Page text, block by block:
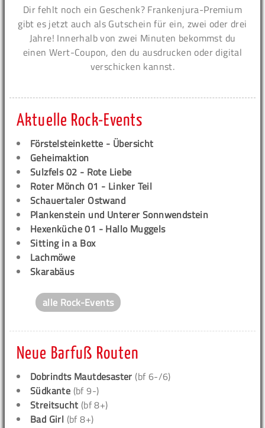
Dir fehlt noch ein Geschenk? Frankenjura-Premium
gibt es jetzt auch als Gutschein für ein, zwei oder drei
Jahre! Innerhalb von zwei Minuten bekommst du
einen Wert-Coupon, den du ausdrucken oder digital
verschicken kannst.
Aktuelle Rock-Events
Förstelsteinkette - Übersicht
Geheimaktion
Sulzfels 02 - Rote Liebe
Roter Mönch 01 - Linker Teil
Schauertaler Ostwand
Plankenstein und Unterer Sonnwendstein
Hexenküche 01 - Hallo Muggels
Sitting in a Box
Lachmöwe
Skarabäus
alle Rock-Events
Neue Barfuß Routen
Dobrindts Mautdesaster (bf 6-/6)
Südkante (bf 9-)
Streitsucht (bf 8+)
Bad Girl (bf 8+)